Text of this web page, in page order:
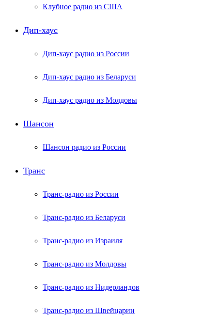
Клубное радио из США
Дип-хаус
Дип-хаус радио из России
Дип-хаус радио из Беларуси
Дип-хаус радио из Молдовы
Шансон
Шансон радио из России
Транс
Транс-радио из России
Транс-радио из Беларуси
Транс-радио из Израиля
Транс-радио из Молдовы
Транс-радио из Нидерландов
Транс-радио из Швейцарии